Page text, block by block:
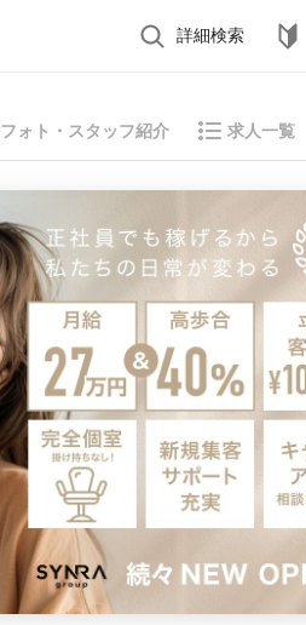
詳細検索
フォト・スタッフ紹介 求人一覧